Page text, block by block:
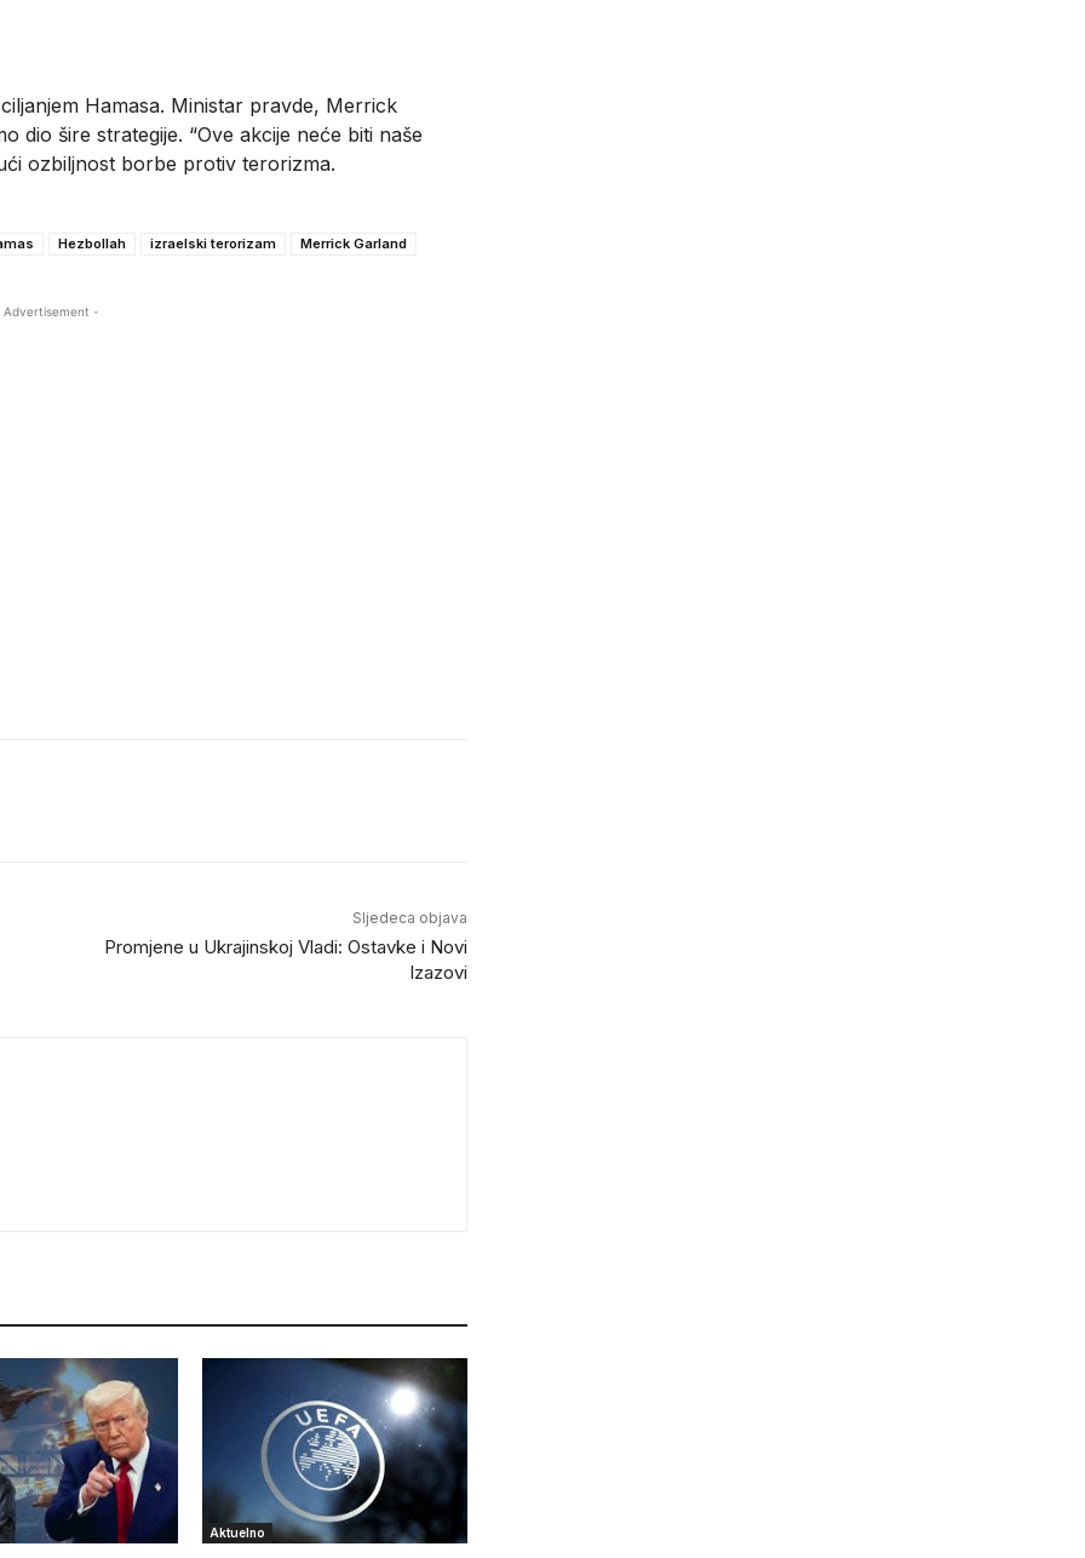
Hamasa. Ministar pravde, Merrick
dio šire strategije. “Ove akcije neće biti naše
ozbiljnost borbe protiv terorizma.
Hezbollah izraelski terorizam
Merrick Garland
Advertisement -
Sljedeca objava
Promjene u Ukrajinskoj Vladi: Ostavke i Novi
Izazovi
Aktuelno